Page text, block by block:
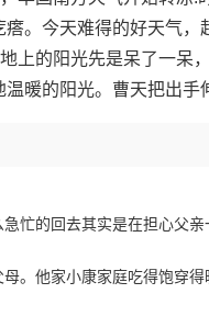
。今天难得的好天气，
上的阳光先是呆了一
暖的阳光。曹天把出手
忙的回去其实是在担心父
。他家小康家庭吃得饱穿